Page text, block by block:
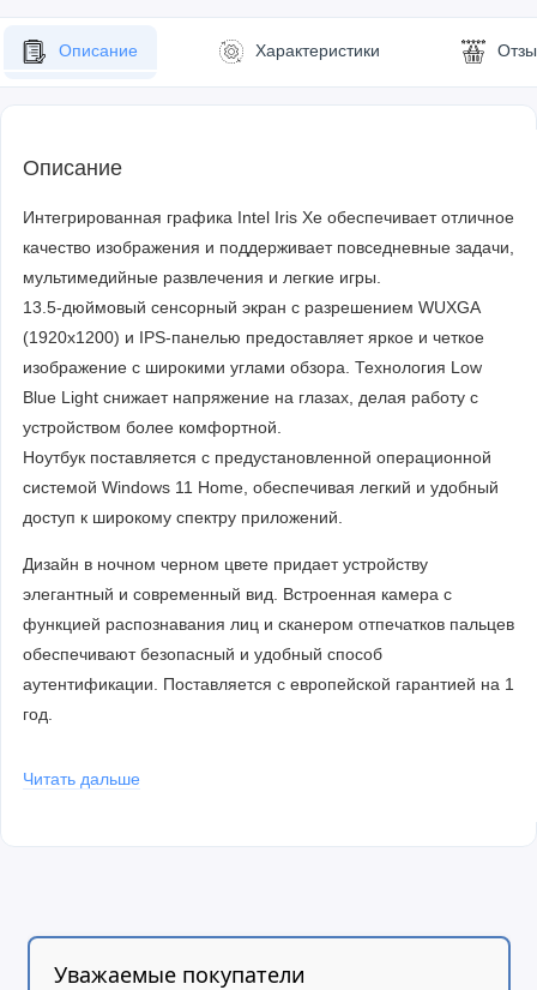
Описание Характеристики
Описание
Интегрированная графика Intel Iris Xe обеспечивает отличное
качество изображения и поддерживает повседневные задачи,
мультимедийные развлечения и легкие игры.
13.5-дюймовый сенсорный экран с разрешением WUXGA
(1920x1200) и IPS-панелью предоставляет яркое и четкое
изображение с широкими углами обзора. Технология Low
Blue Light снижает напряжение на глазах, делая работу с
устройством более комфортной.
Ноутбук поставляется с предустановленной операционной
системой Windows 11 Home, обеспечивая легкий и удобный
доступ к широкому спектру приложений.
Дизайн в ночном черном цвете придает устройству
элегантный и современный вид. Встроенная камера с
функцией распознавания лиц и сканером отпечатков пальцев
обеспечивают безопасный и удобный способ
аутентификации. Поставляется с европейской гарантией на 1
год.
Читать дальше
Уважаемые покупатели